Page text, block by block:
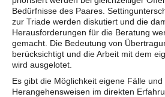
Bedürfnisse des Paares.
zur Triade werden diskutiert und die
Herausforderungen für die Beratung
gemacht. Die Bedeutung von
berücksichtigt und die Arbeit mit dem
wird ausgelotet.
Es gibt die Möglichkeit eigene Fälle
Herangehensweisen im direkten